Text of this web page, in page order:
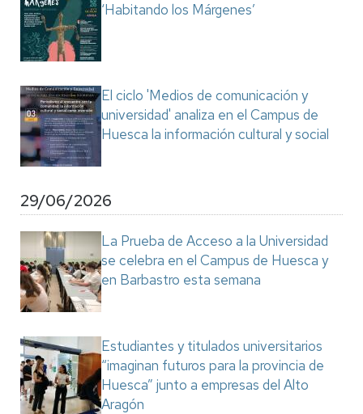
‘Habitando los Márgenes’
El ciclo 'Medios de comunicación y
universidad' analiza en el Campus de
Huesca la información cultural y social
29/06/2026
La Prueba de Acceso a la Universidad
se celebra en el Campus de Huesca y
en Barbastro esta semana
Estudiantes y titulados universitarios
“imaginan futuros para la provincia de
Huesca” junto a empresas del Alto
Aragón